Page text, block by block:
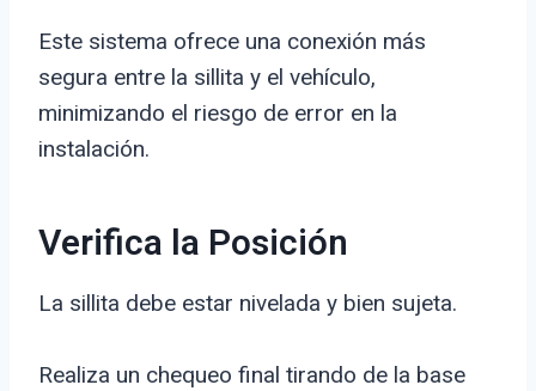
Este sistema ofrece una conexión más
segura entre la sillita y el vehículo,
minimizando el riesgo de error en la
instalación.
Verifica la Posición
La sillita debe estar nivelada y bien sujeta.
Realiza un chequeo final tirando de la base